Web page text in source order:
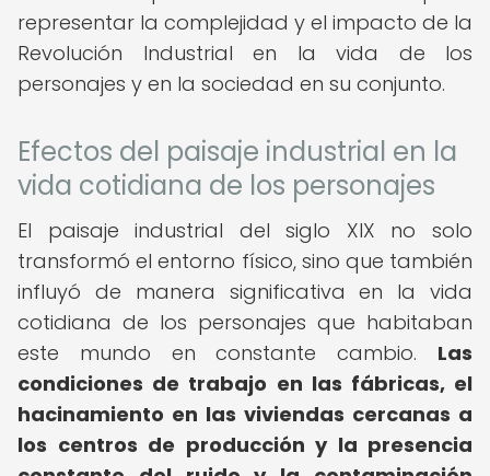
representar la complejidad y el impacto de la
Revolución Industrial en la vida de los
personajes y en la sociedad en su conjunto.
Efectos del paisaje industrial en la
vida cotidiana de los personajes
El paisaje industrial del siglo XIX no solo
transformó el entorno físico, sino que también
influyó de manera significativa en la vida
cotidiana de los personajes que habitaban
este mundo en constante cambio. Las
condiciones de trabajo en las fábricas, el
hacinamiento en las viviendas cercanas a
los centros de producción y la presencia